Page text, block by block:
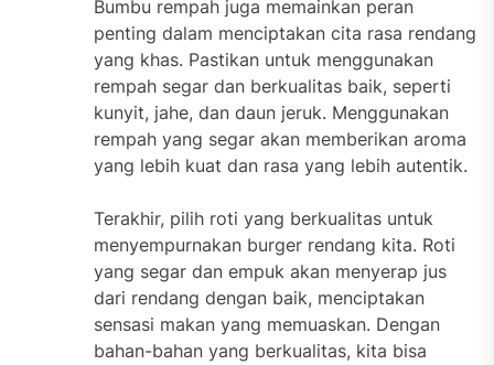
Bumbu rempah juga memainkan peran
penting dalam menciptakan cita rasa rendang
yang khas. Pastikan untuk menggunakan
rempah segar dan berkualitas baik, seperti
kunyit, jahe, dan daun jeruk. Menggunakan
rempah yang segar akan memberikan aroma
yang lebih kuat dan rasa yang lebih autentik.
Terakhir, pilih roti yang berkualitas untuk
menyempurnakan burger rendang kita. Roti
yang segar dan empuk akan menyerap jus
dari rendang dengan baik, menciptakan
sensasi makan yang memuaskan. Dengan
bahan-bahan yang berkualitas, kita bisa